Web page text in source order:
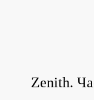
Zenith.